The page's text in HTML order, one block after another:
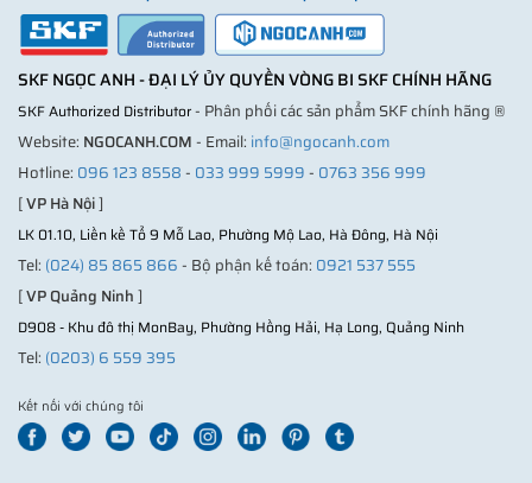
SKF NGỌC ANH - ĐẠI LÝ ỦY QUYỀN VÒNG BI SKF CHÍNH HÃNG
SKF Authorized Distributor- Phân phối các sản phẩm SKF chính hãng ®
Website: NGOCANH.COM- Email: info@ngocanh.com
Hotline: 096 123 8558- 033 999 5999- 0763 356 999
[VP Hà Nội]
LK 01.10, Liền kề Tổ 9 Mỗ Lao, Phường Mộ Lao, Hà Đông, Hà Nội
Tel: (024) 85 865 866- Bộ phận kế toán: 0921 537 555
[VP Quảng Ninh]
D908 - Khu đô thị MonBay, Phường Hồng Hải, Hạ Long, Quảng Ninh
Tel: (0203) 6 559 395
Kết nối với chúng tôi